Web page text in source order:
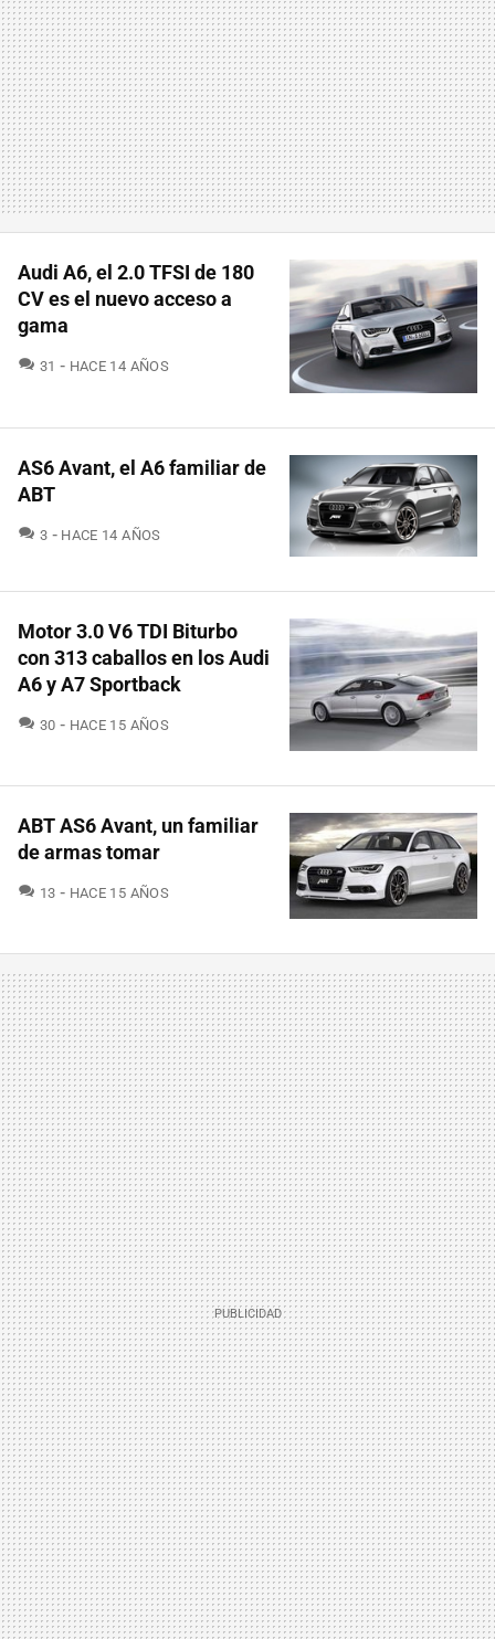
Audi A6, el 2.0 TFSI de 180
CV es el nuevo acceso a
gama
31 COMENTARIOS
HACE 14 AÑOS
AS6 Avant, el A6 familiar de
ABT
3 COMENTARIOS
HACE 14 AÑOS
Motor 3.0 V6 TDI Biturbo
con 313 caballos en los Audi
A6 y A7 Sportback
30 COMENTARIOS
HACE 15 AÑOS
ABT AS6 Avant, un familiar
de armas tomar
13 COMENTARIOS
HACE 15 AÑOS